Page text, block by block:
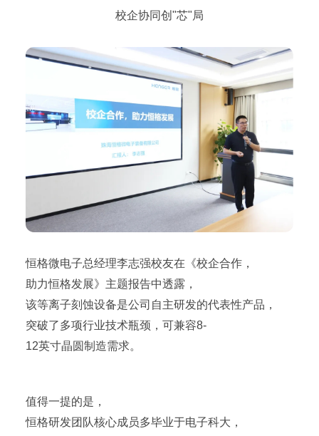
校企协同创"芯"局
恒格微电子总经理李志强校友在《校企合作，
助力恒格发展》主题报告中透露，
该等离子刻蚀设备是公司自主研发的代表性产品，
突破了多项行业技术瓶颈，可兼容8-
12英寸晶圆制造需求。
值得一提的是，
恒格研发团队核心成员多毕业于电子科大，